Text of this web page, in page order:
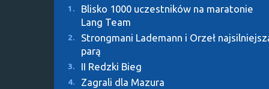
1.
Blisko 1000 uczestników na maratonie
Lang Team
2.
Strongmani Lademann i Orzeł
parą
3. II Redzki Bieg
4. Zagrali dla Mazura